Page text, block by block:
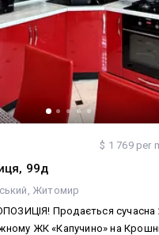
$ 1 769 per
99д
Житомир
2-кімнатна
ЖК «Капучино» на Крошні. 8 поверх